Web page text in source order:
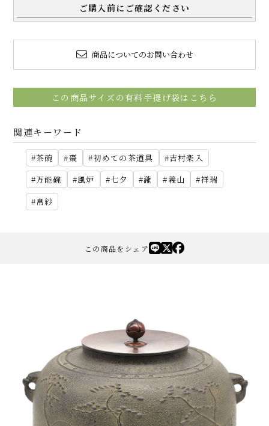
ご購入前にご確認ください
商品についてのお問い合わせ
この商品サイズの有料手提げ袋はこちら
関連キーワード
茶碗 棗 初めての茶道具
吉村楽入
万能碗
風炉 七夕 瀧 義山
祥瑞
帛紗
この商品をシェア